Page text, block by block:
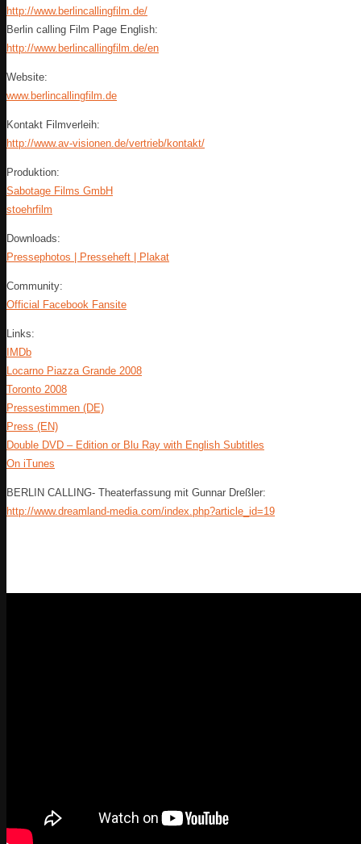
http://www.berlincallingfilm.de/
Berlin calling Film Page English:
http://www.berlincallingfilm.de/en
Website:
www.berlincallingfilm.de
Kontakt Filmverleih:
http://www.av-visionen.de/vertrieb/kontakt/
Produktion:
Sabotage Films GmbH
stoehrfilm
Downloads:
Pressephotos | Presseheft | Plakat
Community:
Official Facebook Fansite
Links:
IMDb
Locarno Piazza Grande 2008
Toronto 2008
Pressestimmen (DE)
Press (EN)
Double DVD – Edition or Blu Ray with English Subtitles
On iTunes
BERLIN CALLING- Theaterfassung mit Gunnar Dreßler:
http://www.dreamland-media.com/index.php?article_id=19